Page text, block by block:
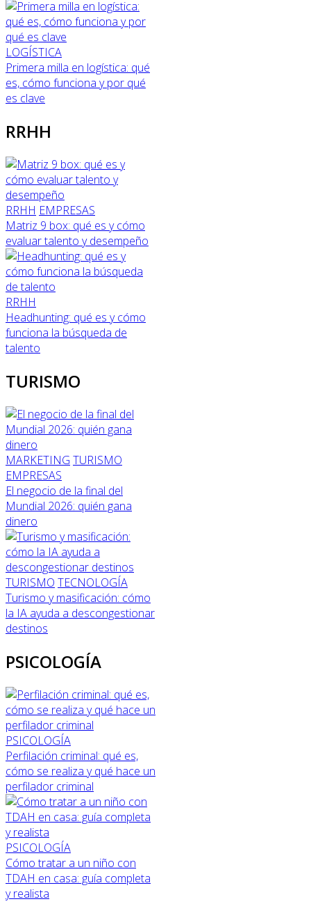
LOGÍSTICA
Primera milla en logística: qué
es, cómo funciona y por qué
es clave
RRHH
RRHH EMPRESAS
Matriz 9 box: qué es y cómo
evaluar talento y desempeño
RRHH
Headhunting: qué es y cómo
funciona la búsqueda de
talento
TURISMO
MARKETING TURISMO
EMPRESAS
El negocio de la final del
Mundial 2026: quién gana
dinero
TURISMO TECNOLOGÍA
Turismo y masificación: cómo
la IA ayuda a descongestionar
destinos
PSICOLOGÍA
PSICOLOGÍA
Perfilación criminal: qué es,
cómo se realiza y qué hace un
perfilador criminal
PSICOLOGÍA
Cómo tratar a un niño con
TDAH en casa: guía completa
y realista